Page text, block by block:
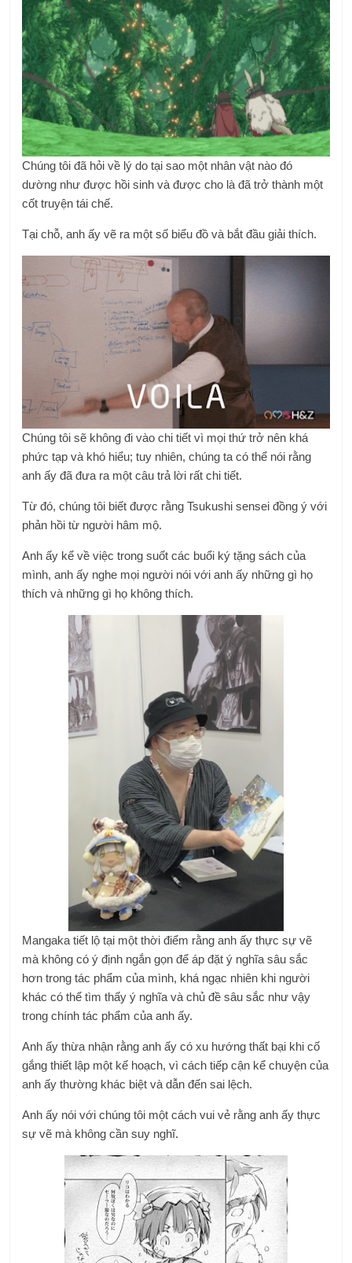
Chúng tôi đã hỏi về lý do tại sao một nhân vật nào đó
dường như được hồi sinh và được cho là đã trở thành một
cốt truyện tái chế.
Tại chỗ, anh ấy vẽ ra một số biểu đồ và bắt đầu giải thích.
Chúng tôi sẽ không đi vào chi tiết vì mọi thứ trở nên khá
phức tạp và khó hiểu; tuy nhiên, chúng ta có thể nói rằng
anh ấy đã đưa ra một câu trả lời rất chi tiết.
Từ đó, chúng tôi biết được rằng Tsukushi sensei đồng ý với
phản hồi từ người hâm mộ.
Anh ấy kể về việc trong suốt các buổi ký tặng sách của
mình, anh ấy nghe mọi người nói với anh ấy những gì họ
thích và những gì họ không thích.
Mangaka tiết lộ tại một thời điểm rằng anh ấy thực sự vẽ
mà không có ý định ngắn gọn để áp đặt ý nghĩa sâu sắc
hơn trong tác phẩm của mình, khá ngạc nhiên khi người
khác có thể tìm thấy ý nghĩa và chủ đề sâu sắc như vậy
trong chính tác phẩm của anh ấy.
Anh ấy thừa nhận rằng anh ấy có xu hướng thất bại khi cố
gắng thiết lập một kế hoạch, vì cách tiếp cận kể chuyện của
anh ấy thường khác biệt và dẫn đến sai lệch.
Anh ấy nói với chúng tôi một cách vui vẻ rằng anh ấy thực
sự vẽ mà không cần suy nghĩ.